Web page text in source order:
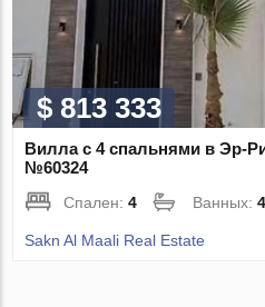
$ 813 333
Вилла с 4 спальнями в Эр-
№60324
Спален:4 Ванных:4
Sakn Al Maali Real Estate